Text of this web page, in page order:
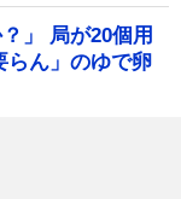
」 局が20個用
ん」のゆで卵